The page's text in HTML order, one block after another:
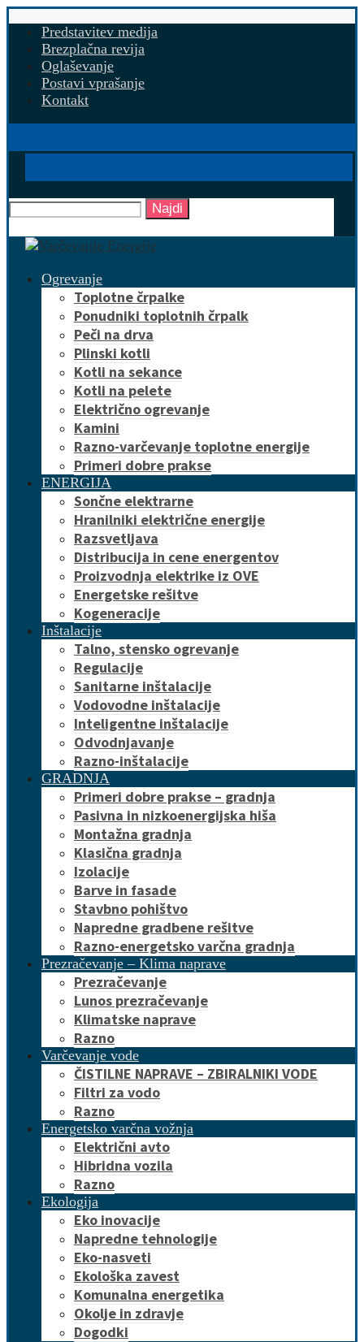
Predstavitev medija
Brezplačna revija
Oglaševanje
Postavi vprašanje
Kontakt
Najdi
Ogrevanje
Toplotne črpalke
Ponudniki toplotnih črpalk
Peči na drva
Plinski kotli
Kotli na sekance
Kotli na pelete
Električno ogrevanje
Kamini
Razno-varčevanje toplotne energije
Primeri dobre prakse
ENERGIJA
Sončne elektrarne
Hranilniki električne energije
Razsvetljava
Distribucija in cene energentov
Proizvodnja elektrike iz OVE
Energetske rešitve
Kogeneracije
Inštalacije
Talno, stensko ogrevanje
Regulacije
Sanitarne inštalacije
Vodovodne inštalacije
Inteligentne inštalacije
Odvodnjavanje
Razno-inštalacije
GRADNJA
Primeri dobre prakse – gradnja
Pasivna in nizkoenergijska hiša
Montažna gradnja
Klasična gradnja
Izolacije
Barve in fasade
Stavbno pohištvo
Napredne gradbene rešitve
Razno-energetsko varčna gradnja
Prezračevanje – Klima naprave
Prezračevanje
Lunos prezračevanje
Klimatske naprave
Razno
Varčevanje vode
ČISTILNE NAPRAVE – ZBIRALNIKI VODE
Filtri za vodo
Razno
Energetsko varčna vožnja
Električni avto
Hibridna vozila
Razno
Ekologija
Eko inovacije
Napredne tehnologije
Eko-nasveti
Ekološka zavest
Komunalna energetika
Okolje in zdravje
Dogodki